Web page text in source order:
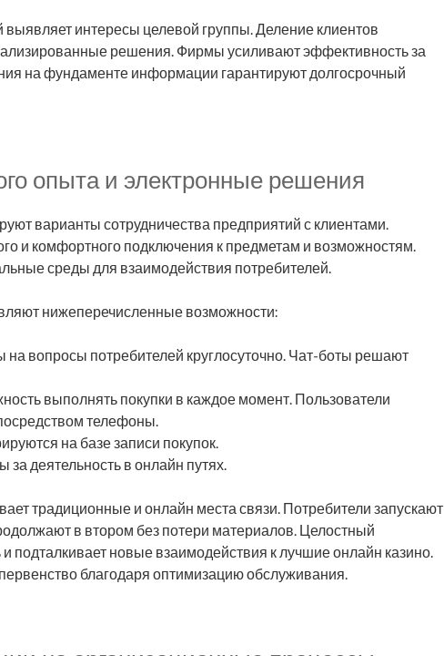
выявляет интересы целевой группы. Деление клиентов
решения. Фирмы усиливают эффективность за
на фундаменте информации гарантируют долгосрочный
опыта и электронные решения
варианты сотрудничества предприятий с клиентами.
и комфортного подключения к предметам и возможностям.
среды для взаимодействия потребителей.
нижеперечисленные возможности:
на вопросы потребителей круглосуточно. Чат-боты решают
выполнять покупки в каждое момент. Пользователи
телефоны.
на базе записи покупок.
деятельность в онлайн путях.
традиционные и онлайн места связи. Потребители запускают
в втором без потери материалов. Целостный
подталкивает новые взаимодействия к лучшие онлайн казино.
благодаря оптимизацию обслуживания.